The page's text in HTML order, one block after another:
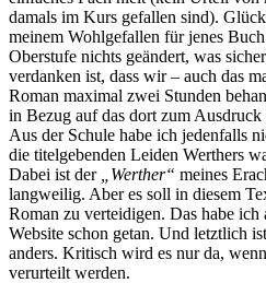
damals im Kurs gefallen sind).
meinem Wohlgefallen für jenes
Oberstufe nichts geändert, was
verdanken ist, dass wir – auch das
Roman maximal zwei Stunden
in Bezug auf das dort zum
Aus der Schule habe ich jedenfalls
die titelgebenden Leiden Werthers
Dabei ist der
„Werther“ meines
langweilig. Aber es soll in diesem
Roman zu verteidigen. Das habe ich
Website schon getan. Und letztlich
anders. Kritisch wird es nur da,
verurteilt werden.